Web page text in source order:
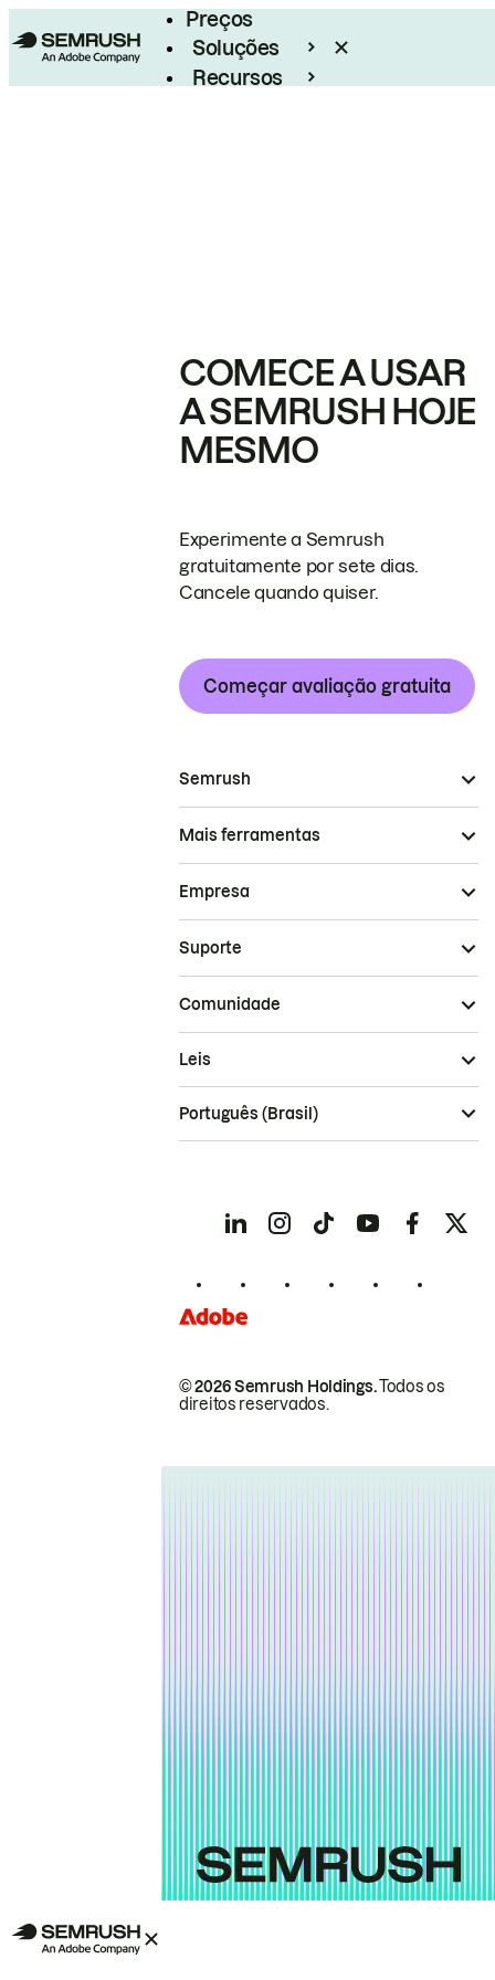
Preços
Soluções
Recursos
COMECE A USAR
A SEMRUSH HOJE
MESMO
Experimente a Semrush
gratuitamente por sete dias.
Cancele quando quiser.
Começar avaliação gratuita
Semrush
Mais ferramentas
Empresa
Suporte
Comunidade
© 2026 Semrush Holdings.Todos os
direitos reservados.
Leis
Português (Brasil)